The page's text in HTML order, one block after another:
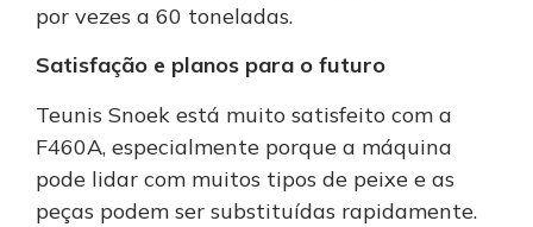
por vezes a 60 toneladas.
Satisfação e planos para o futuro
Teunis Snoek está muito satisfeito com a
F460A, especialmente porque a máquina
pode lidar com muitos tipos de peixe e as
peças podem ser substituídas rapidamente.